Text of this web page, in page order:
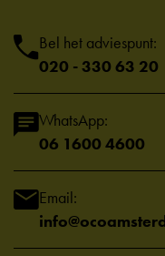
Bel het adviespunt:
020 - 330 63 20
WhatsApp:
06 1600 4600
Email: